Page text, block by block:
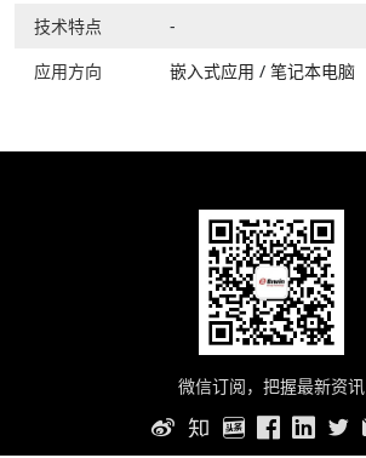
技术特点
-
应用方向
嵌入式应用 / 笔记本电脑
微信订阅，把握最新资讯